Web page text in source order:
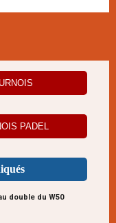
PADEL
double du W50